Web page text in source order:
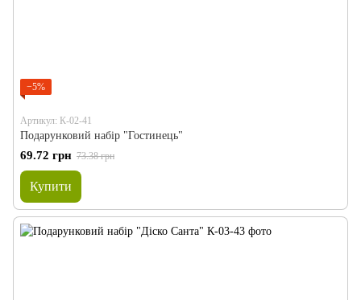
−5%
Артикул: К-02-41
Подарунковий набір "Гостинець"
69.72 грн 73.38 грн
Купити